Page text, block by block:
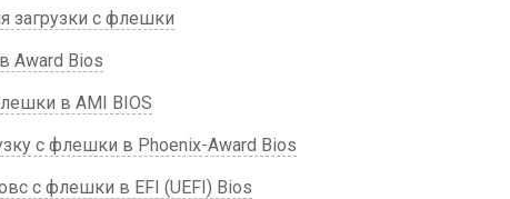
загрузки с флешки
Award Bios
в AMI BIOS
с флешки в Phoenix-Award Bios
с флешки в EFI (UEFI) Bios